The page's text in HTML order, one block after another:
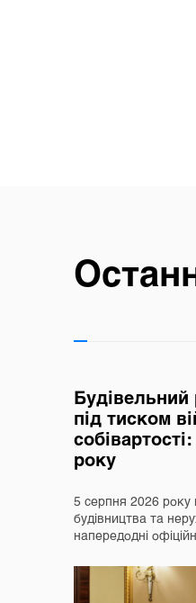
Будівельний
під тиском
року
5 серпня 2026 року
будівництва та
напередодні